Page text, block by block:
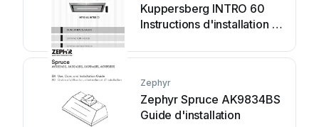
Kuppersberg INTRO 60
Instructions d'installation et
Zephyr
Zephyr Spruce AK9834BS
Guide d'installation